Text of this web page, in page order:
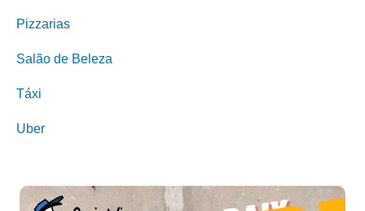
Pizzarias
Salão de Beleza
Táxi
Uber